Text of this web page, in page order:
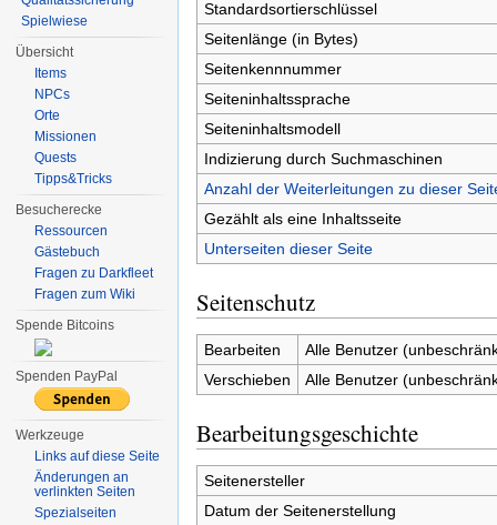
Standardsortierschlüssel
Seitenlänge (in Bytes)
Seitenkennnummer
Seiteninhaltssprache
Seiteninhaltsmodell
Indizierung durch Suchmaschinen
Anzahl der Weiterleitungen zu dieser
Gezählt als eine Inhaltsseite
Unterseiten dieser Seite
Seitenschutz
Bearbeiten
Alle Benutzer
Verschieben
Alle Benutzer
Bearbeitungsgeschichte
Seitenersteller
Datum der Seitenerstellung
Spielwiese
Übersicht
Items
NPCs
Orte
Missionen
Quests
Tipps&Tricks
Besucherecke
Ressourcen
Gästebuch
Fragen zu Darkfleet
Fragen zum Wiki
Spende Bitcoins
Spenden PayPal
Werkzeuge
Links auf diese Seite
Änderungen an
verlinkten Seiten
Spezialseiten